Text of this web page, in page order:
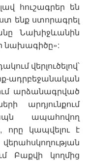
հուշագրեր են
ենք ստորագրել
Նախիջևանին
նախագիծը»:
վերլուծելով՝
ադրբեջանական
արձանագրված
արդյունքում
ապահովող
կապվելու է
Բաքվի կողմից